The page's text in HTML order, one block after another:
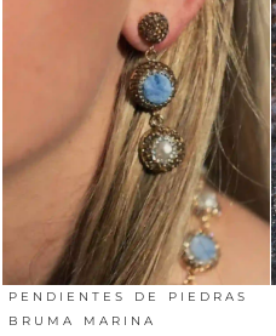
PENDIENTES DE PIEDRAS
BRUMA MARINA